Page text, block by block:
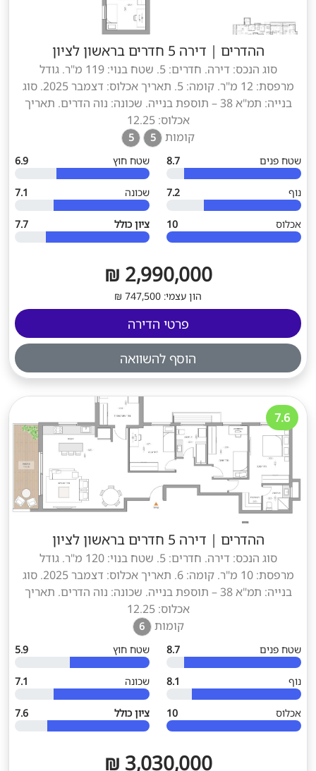
ההדרים | דירה 5 חדרים בראשון לציון
סוג הנכס: דירה. חדרים: 5. שטח בנוי: 119 מ"ר. גודל
מרפסת: 12 מ"ר. קומה: 5. תאריך אכלוס: דצמבר 2025. סוג
בנייה: תמ"א 38 – תוספת בנייה. שכונה: נוה הדרים. תאריך
אכלוס: 12.25
קומות
5
5
שטח פנים
8.7 שטח חוץ 6.9
נוף 7.2 שכונה 7.1
אכלוס 10 ציון כולל 7.7
2,990,000 ₪
הון עצמי: 747,500 ₪
פרטי הדירה
הוסף להשוואה
7.6
ההדרים | דירה 5 חדרים בראשון לציון
סוג הנכס: דירה. חדרים: 5. שטח בנוי: 120 מ"ר. גודל
מרפסת: 10 מ"ר. קומה: 6. תאריך אכלוס: דצמבר 2025. סוג
בנייה: תמ"א 38 – תוספת בנייה. שכונה: נוה הדרים. תאריך
אכלוס: 12.25
קומות
6
שטח פנים
8.7 שטח חוץ 5.9
נוף 8.1 שכונה 7.1
אכלוס 10 ציון כולל 7.6
3,030,000 ₪